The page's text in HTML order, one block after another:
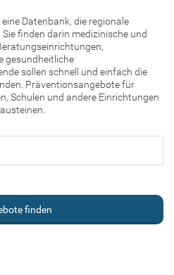
Datenbank, die regionale
finden darin medizinische und
gesundheitliche
sollen schnell und einfach die
Präventionsangebote für
Schulen und andere Einrichtungen